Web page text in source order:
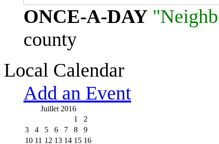
ONCE-A-DAY
county
Local Calendar
Add an Event
Juillet 2016
1
2
3
4 5 6 7 8
9
10 11 12 13 14 15 16